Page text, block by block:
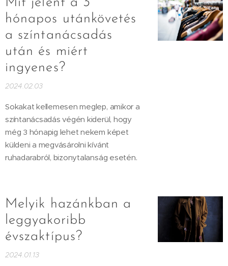
Mit jelent a 3
hónapos utánkövetés
a színtanácsadás
után és miért
ingyenes?
2024.02.03
Sokakat kellemesen meglep, amikor a
színtanácsadás végén kiderül, hogy
még 3 hónapig lehet nekem képet
küldeni a megvásárolni kívánt
ruhadarabról, bizonytalanság esetén.
Melyik hazánkban a
leggyakoribb
évszaktípus?
2024.01.13